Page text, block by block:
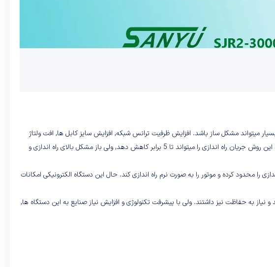
در توان های بالاتر بسیار میتواند مشکل ساز باشد. افزایش ظرفیت ترانس شبکه, افزایش سایز کابل ها, افت ولتاژ
شبکه در زمان راه اندازی و … از این دست مشکل هاست. حال برای محدود کردن این جریان از روش راه اندازی ستاره مثلث استفاده میشد. این روش جریان راه اندازی را میتواند تا 5 برابر کاهش دهد, ولی باز مشکل بالای راه اندازی و
را محدود کرده و موتور را به صورت نرم راه اندازی کند. حال این دستگاه الکترونیکی امکانات
نیاز به حفاظت نیز داشتند. ولی با پیشرفت تکنولوژی و افزایش نیاز صنایع به این دستگاه ها,